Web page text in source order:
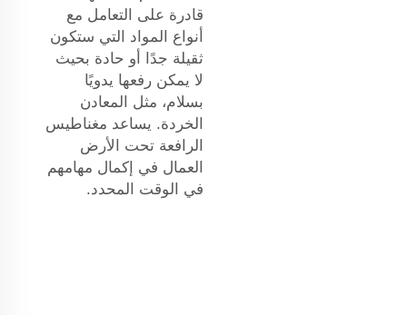
قادرة على التعامل مع
أنواع المواد التي ستكون
ثقيلة جدًا أو حادة بحيث
لا يمكن رفعها يدويًا
بسلام، مثل المعادن
الخردة. يساعد مغناطيس
الرافعة تحت الأرض
العمال في إكمال مهامهم
في الوقت المحدد.